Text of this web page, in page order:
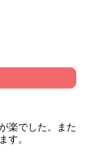
楽でした。また
す。